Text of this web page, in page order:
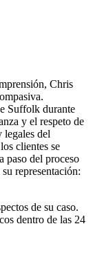
Chris
Suffolk durante
y el respeto de
legales del
clientes se
paso del proceso
representación:
de su caso.
dentro de las 24